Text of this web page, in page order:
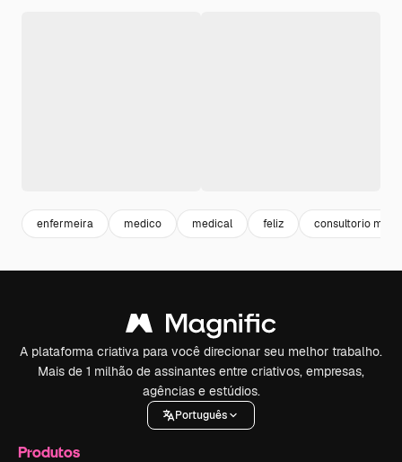
enfermeira medico medical feliz consultorio
A plataforma criativa para você direcionar seu melhor trabalho.
Mais de 1 milhão de assinantes entre criativos, empresas,
agências e estúdios.
Português
Produtos